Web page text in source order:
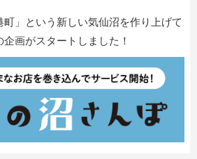
町」という新しい気仙沼を作り上げて
企画がスタートしました！